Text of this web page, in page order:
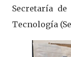
Secretaría
Tecnología